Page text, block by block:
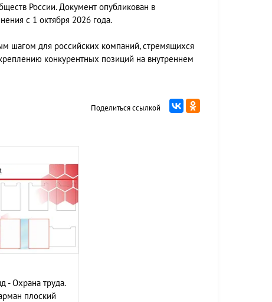
России. Документ опубликован в
с 1 октября 2026 года.
шагом для российских компаний, стремящихся
конкурентных позиций на внутреннем
Поделиться ссылкой
- Охрана труда.
плоский